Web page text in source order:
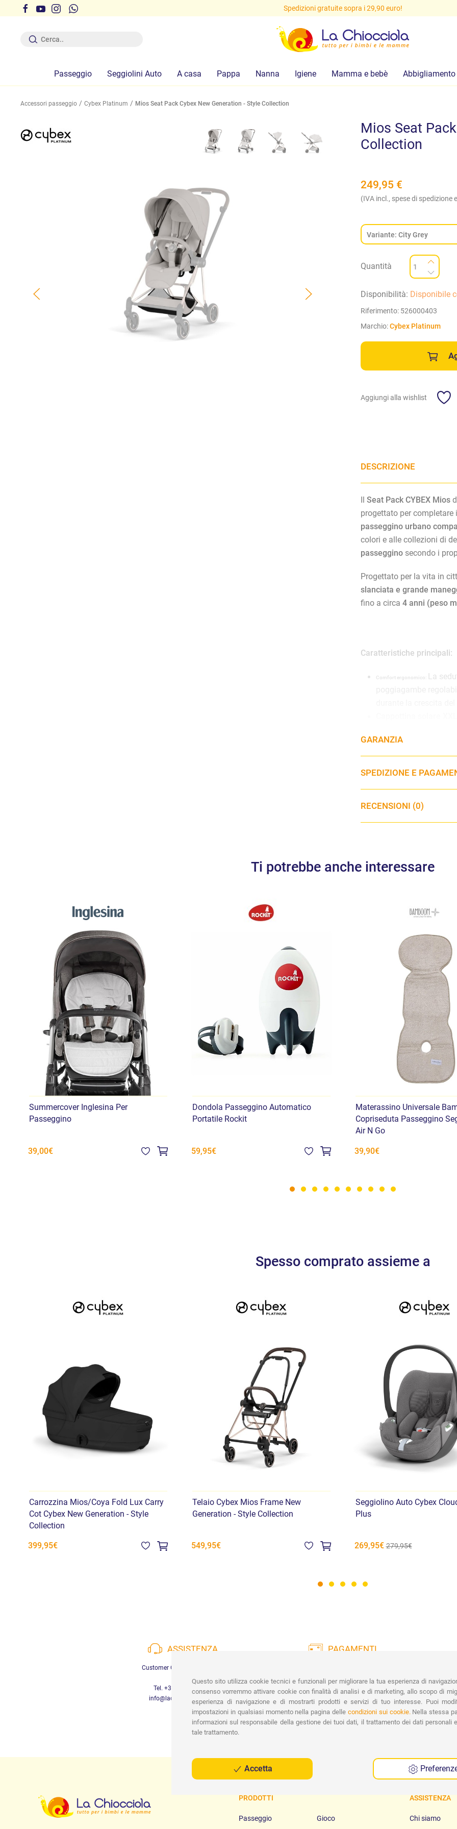
ferie dal 12 al 19 Agosto compresi Spedizioni gratuite sopra i 29,90 euro!
Passeggio Seggiolini Auto A casa Pappa Nanna Igiene Mamma e bebè Abbigliamento
Accessori passeggio Cybex Platinum Mios Seat Pack Cybex New Generation - Style Collection
Mios Seat
Collection
249,95 €
(IVA incl., spese di spedizione
Quantità
Disponibilità: Disponibile
Riferimento: 526000403
Marchio:Cybex Platinum
Aggiungi alla wishlist
DESCRIZIONE
Seat Pack CYBEX Mios
progettato per
passeggino urbano
colori e alle collezioni di
passeggino secondo i
Progettato per la vita in
slanciata e grande
fino a circa 4 anni (peso
Caratteristiche principali:
Comfort ergonomico: La
sicuro durante le
Schienale in rete
dell’aria nelle
unico consente di
l’operazione rapida e
diverse fasi di crescita
Età di utilizzo:dalla
Peso massimo
Compatibilità:telaio
Manutenzione:
Contenuto della
Seat Pack
Cestino portaoggetti
Manuale utente
Ideale per:
personalizzare il
infanzia.
GARANZIA
SPEDIZIONE E
RECENSIONI (0)
Ti potrebbe anche interessare
Summercover Inglesina Per
Passeggino
39,00€
Dondola Passeggino Automatico
Portatile Rockit
59,95€
Materassino Universale
Copriseduta Passeggino
Air N Go
39,90€
Spesso comprato assieme a
Carrozzina Mios/Coya Fold Lux Carry
Cot Cybex New Generation - Style
Collection
399,95€
Telaio Cybex Mios Frame New
Generation - Style Collection
549,95€
Seggiolino Auto Cybex
Plus
269,95€ 279,95€
ASSISTENZA
Customer Care a disposizione
Tel. +39 3452280233
info@lachiocciolababy.it
PAGAMENTI
Carte di Credito, Bonifico, PayPal e
Contrassegno.
PRODOTTI
Passeggio Gioco
ASSISTENZA
Chi siamo
Questo sito utilizza cookie tecnici e funzionali per migliorare la tua esperienza di
consenso vorremmo attivare cookie con finalità di analisi e di marketing, allo scopo di
esperienza di navigazione e di mostrarti prodotti e servizi di tuo interesse. Puoi
impostazioni in qualsiasi momento nella pagina delle condizioni sui cookie.Nella stessa
informazioni sul responsabile della gestione dei tuoi dati, il trattamento dei dati personali
tale trattamento.
Accetta